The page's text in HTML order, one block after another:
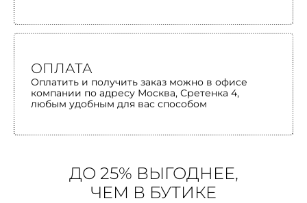
ОПЛАТА
Оплатить и получить заказ можно в офисе
компании по адресу Москва, Сретенка 4,
любым удобным для вас способом
ДО 25% ВЫГОДНЕЕ,
ЧЕМ В БУТИКЕ